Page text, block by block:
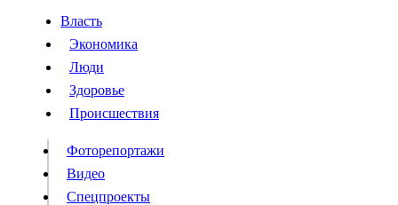
Власть
Происшествия
Видео
Конкурсы
Власть
Экономика
Люди
Здоровье
Происшествия
Фоторепортажи
Видео
Спецпроекты